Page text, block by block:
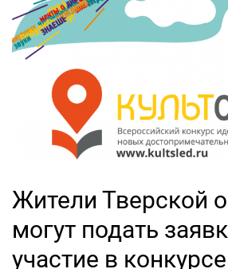
Жители Тверской
могут подать
участие в